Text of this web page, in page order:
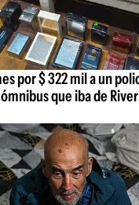
por $ 322 mil a un
que iba de